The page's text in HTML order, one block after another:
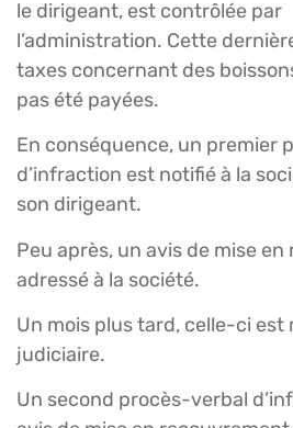
le dirigeant, est contrôlée par
l’administration. Cette
taxes concernant des
pas été payées.
En conséquence, un premier
d’infraction est notifié à la
son dirigeant.
Peu après, un avis de mise
adressé à la société.
Un mois plus tard, celle-ci est
judiciaire.
Un second procès-verbal